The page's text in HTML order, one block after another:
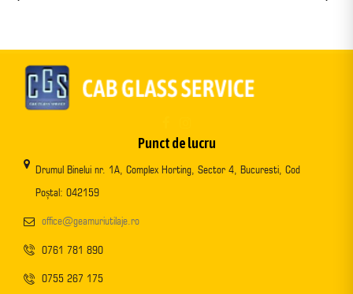
Punct de lucru
Drumul Binelui nr. 1A, Complex Horting, Sector 4, Bucuresti, Cod
Poștal: 042159
office@geamuriutilaje.ro
0761 781 890
0755 267 175